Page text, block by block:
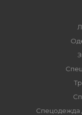
Спецодежда